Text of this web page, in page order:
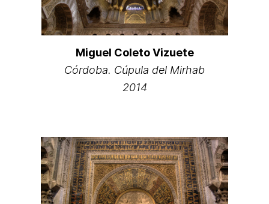
Miguel Coleto Vizuete
Córdoba. Cúpula del Mirhab
2014